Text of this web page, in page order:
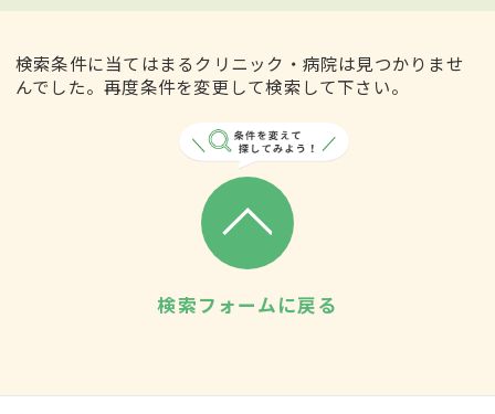
検索条件に当てはまるクリニック・病院は見つかりませ
んでした。再度条件を変更して検索して下さい。
検索フォームに戻る